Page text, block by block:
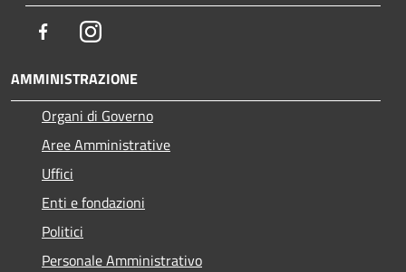
FacebookInstagram
AMMINISTRAZIONE
Organi di Governo
Aree Amministrative
Uffici
Enti e fondazioni
Politici
Personale Amministrativo